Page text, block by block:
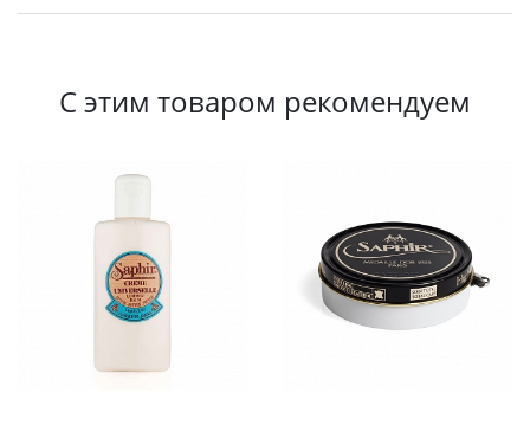
С этим товаром рекомендуем